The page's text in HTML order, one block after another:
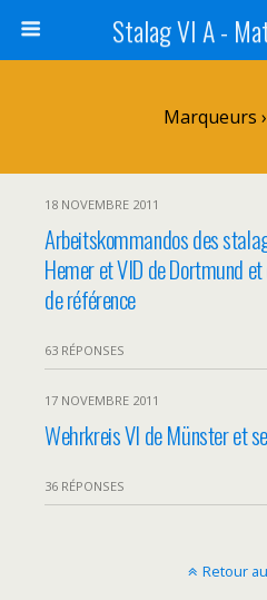
Stalag VI A -
Marqueurs
18 NOVEMBRE 2011
Arbeitskommandos des
Hemer et VID de Dortmund
de référence
63 RÉPONSES
17 NOVEMBRE 2011
Wehrkreis VI de Münster et
36 RÉPONSES
Retour